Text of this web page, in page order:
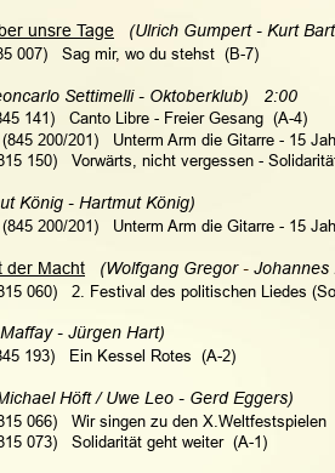
unsre Tage
(Ulrich Gumpert - Kurt
007)   Sag mir, wo du stehst  (B-7)
Settimelli - Oktoberklub)   2:00
141)   Canto Libre - Freier Gesang  (A-4)
200/201)   Unterm Arm die Gitarre - 15
150)   Vorwärts, nicht vergessen -
König - Hartmut König)
200/201)   Unterm Arm die Gitarre - 15
der Macht (Wolfgang Gregor - Johannes
060) 2. Festival des politischen Liedes
Maffay - Jürgen Hart)
193)   Ein Kessel Rotes  (A-2)
Höft / Uwe Leo - Gerd Eggers)
066)   Wir singen zu den X.Weltfestspielen
073)   Solidarität geht weiter  (A-1)